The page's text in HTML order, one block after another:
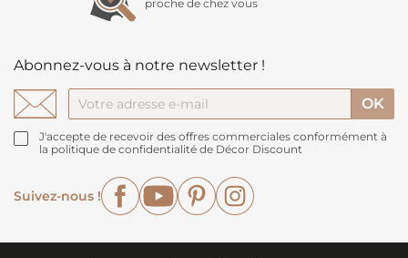
proche de chez vous
Abonnez-vous à notre newsletter !
J'accepte de recevoir des offres commerciales conformément à
la politique de confidentialité de Décor Discount
Suivez-nous !
FacebookYouTubePinterest